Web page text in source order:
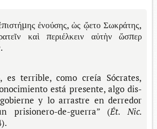
ἐνούσης, ὡς ᾤετο Σωκράτης,
καὶ περιέλκειν αὐτὴν ὥσπερ
es terri­ble, como creía Sócra­tes,
está pre­sen­te, algo dis­
y lo arras­tre en derre­dor
prisionero-​de-guerra” (Ét.Nic.